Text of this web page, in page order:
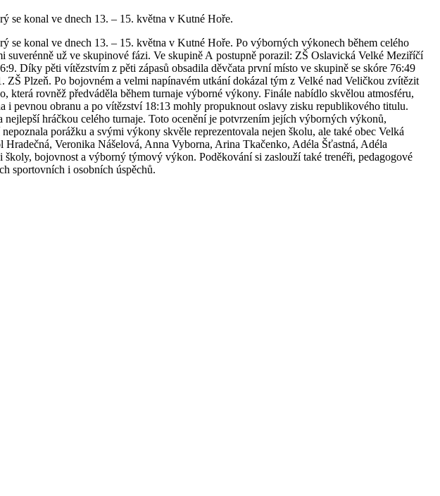
se konal ve dnech 13. – 15. května v Kutné Hoře.
se konal ve dnech 13. – 15. května v Kutné Hoře. Po výborných výkonech během celého
už ve skupinové fázi. Ve skupině A postupně porazil: ZŠ Oslavická Velké Meziříčí
Díky pěti vítězstvím z pěti zápasů obsadila děvčata první místo ve skupině se skóre 76:49
Plzeň. Po bojovném a velmi napínavém utkání dokázal tým z Velké nad Veličkou zvítězit
která rovněž předváděla během turnaje výborné výkony. Finále nabídlo skvělou atmosféru,
pevnou obranu a po vítězství 18:13 mohly propuknout oslavy zisku republikového titulu.
hráčkou celého turnaje. Toto ocenění je potvrzením jejích výborných výkonů,
porážku a svými výkony skvěle reprezentovala nejen školu, ale také obec Velká
Veronika Nášelová, Anna Vyborna, Arina Tkačenko, Adéla Šťastná, Adéla
bojovnost a výborný týmový výkon. Poděkování si zaslouží také trenéři, pedagogové
sportovních i osobních úspěchů.